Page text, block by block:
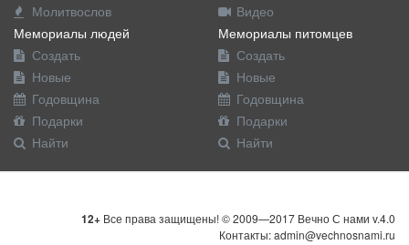
Молитвослов
Видео
Мемориалы людей
Создать
Новые
Годовщина
Подарки
Найти
Мемориалы питомцев
Создать
Новые
Годовщина
Подарки
Найти
12+ Все права защищены! © 2009—2017 Вечно С нами v.4.0
Контакты: admin@vechnosnami.ru